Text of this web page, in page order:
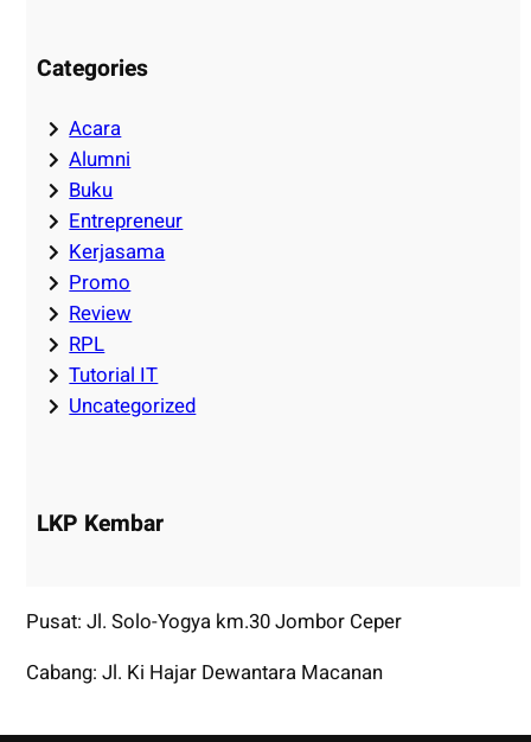
Categories
Acara
Alumni
Buku
Entrepreneur
Kerjasama
Promo
Review
RPL
Tutorial IT
Uncategorized
LKP Kembar
Pusat: Jl. Solo-Yogya km.30 Jombor Ceper
Cabang: Jl. Ki Hajar Dewantara Macanan